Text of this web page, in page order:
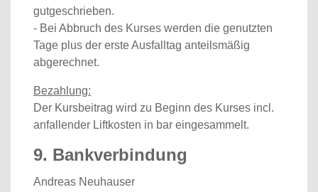
gutgeschrieben.
- Bei Abbruch des Kurses werden die genutzten
Tage plus der erste Ausfalltag anteilsmäßig
abgerechnet.
Bezahlung:
Der Kursbeitrag wird zu Beginn des Kurses incl.
anfallender Liftkosten in bar eingesammelt.
9. Bankverbindung
Andreas Neuhauser